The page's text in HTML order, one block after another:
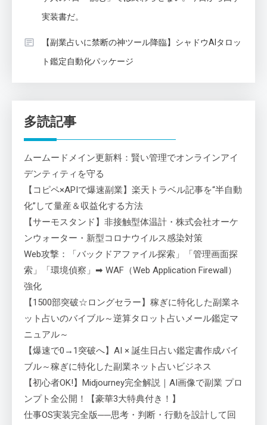
実装書だ。
【副業占いに禁断の神ツール降臨】シャドウAIタロッ
ト鑑定自動化パッケージ
多読記事
ムームードメイン更新料：賢い管理でオンラインアイ
デンティティを守る
【コピペ×APIで爆速副業】楽天トラベル記事を“半自動
化”して量産＆収益化する方法
【サーモスタンド】非接触型体温計・株式会社オーケ
ンウォーター・新型コロナウイルス感染対策
Web攻撃：「バックドアファイル探索」「管理画面探
索」「環境偵察」➡ WAF（Web Application Firewall）
強化
【1500部突破☆ロングセラー】稼ぎに特化した副業ネ
ット占いのバイブル～逆算タロット占いメール鑑定マ
ニュアル～
【爆速で0→1突破へ】AI × 誕生日占い鑑定書作成バイ
ブル～稼ぎに特化した副業ネット占いビジネス
【初心者OK!】Midjourney完全解説｜AI画像で副業 プロ
ンプト全公開！【豪華3大特典付き！】
仕事OS実装完全版──思考・判断・行動を設計して回